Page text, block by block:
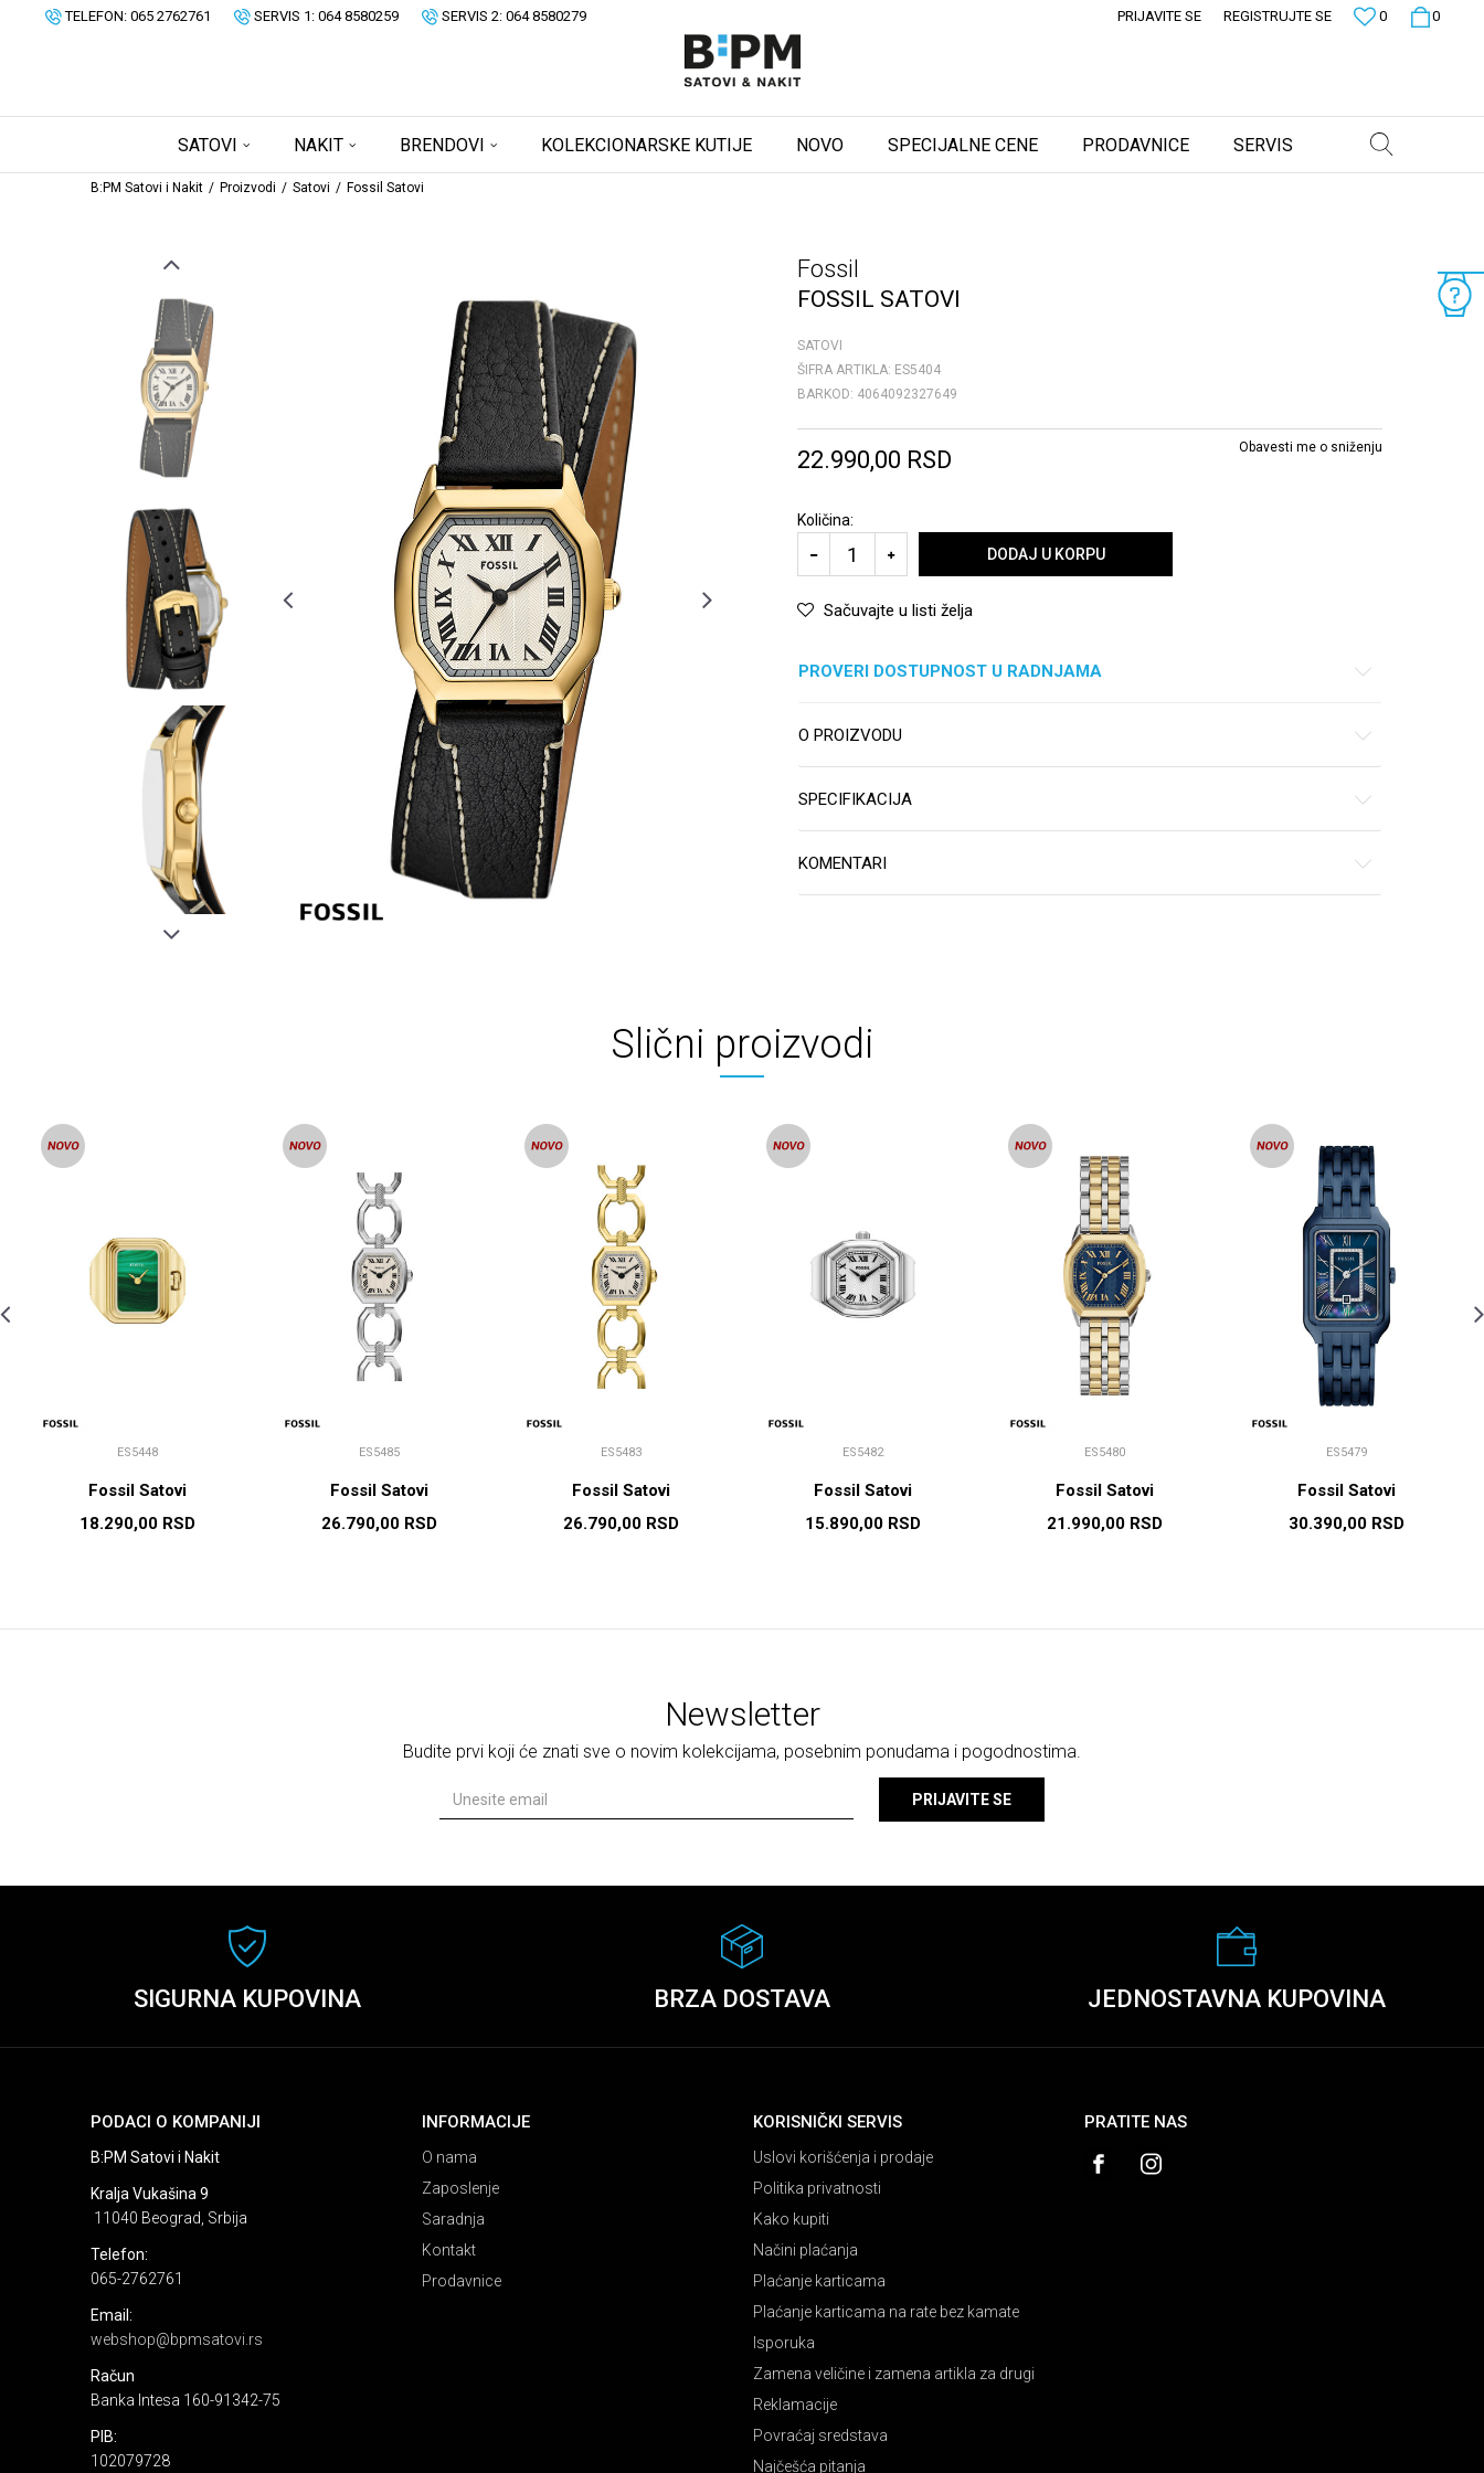
TELEFON: 065 2762761 SERVIS 1: 064 8580259 SERVIS 2: 064 8580279 0
0
PRIJAVITE SE REGISTRUJTE SE
SATOVI NAKIT BRENDOVI KOLEKCIONARSKE KUTIJE NOVO SPECIJALNE CENE PRODAVNICE SERVIS
B:PM Satovi i Nakit Proizvodi Satovi Fossil Satovi
Fossil
FOSSIL SATOVI
SATOVI
ŠIFRA ARTIKLA: ES5404
BARKOD: 4064092327649
22.990,00 RSD Obavesti me o sniženju
Količina:
DODAJ U KORPU
Sačuvajte u listi želja
PROVERI DOSTUPNOST U RADNJAMA
O PROIZVODU
SPECIFIKACIJA
KOMENTARI
Slični proizvodi
ES5448
Fossil Satovi
18.290,00 RSD
ES5485
Fossil Satovi
26.790,00 RSD
ES5483
Fossil Satovi
26.790,00 RSD
ES5482
Fossil Satovi
15.890,00 RSD
ES5480
Fossil Satovi
21.990,00 RSD
ES5479
Fossil Satovi
30.390,00 RSD
Newsletter
Budite prvi koji će znati sve o novim kolekcijama, posebnim ponudama i pogodnostima.
PRIJAVITE SE
SIGURNA KUPOVINA BRZA DOSTAVA JEDNOSTAVNA KUPOVINA
PODACI O KOMPANIJI
B:PM Satovi i Nakit
Kralja Vukašina 9
11040 Beograd, Srbija
Telefon:
065-2762761
Email:
webshop@bpmsatovi.rs
Račun
Banka Intesa 160-91342-75
PIB:
102079728
INFORMACIJE
O nama
Zaposlenje
Saradnja
Kontakt
Prodavnice
KORISNIČKI SERVIS
Uslovi korišćenja i prodaje
Politika privatnosti
Kako kupiti
Načini plaćanja
Plaćanje karticama
Plaćanje karticama na rate bez kamate
Isporuka
Zamena veličine i zamena artikla za drugi
Reklamacije
Povraćaj sredstava
Najčešća pitanja
PRATITE NAS